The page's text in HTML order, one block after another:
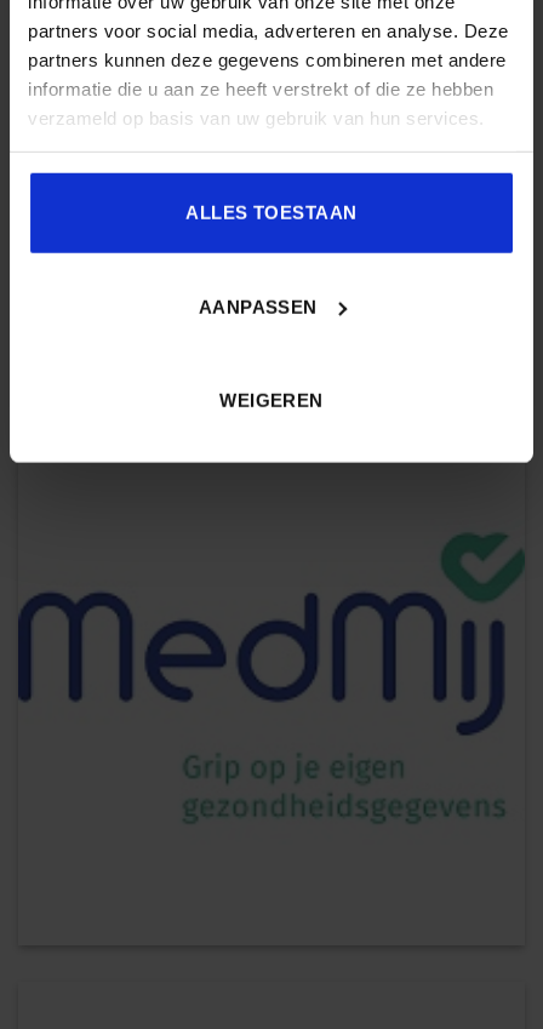
partners voor social media, adverteren en analyse. Deze
partners kunnen deze gegevens combineren met andere
informatie die u aan ze heeft verstrekt of die ze hebben
verzameld op basis van uw gebruik van hun services.
ALLES TOESTAAN
AANPASSEN
WEIGEREN